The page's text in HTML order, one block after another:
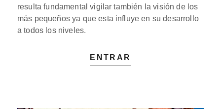
resulta fundamental vigilar también la visión de los
más pequeños ya que esta influye en su desarrollo
a todos los niveles.
ENTRAR